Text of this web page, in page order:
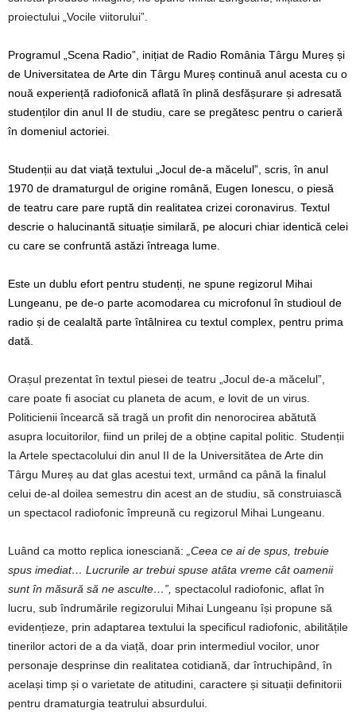
proiectului „Vocile viitorului”.
Programul „Scena Radio”, inițiat de Radio România Târgu Mureș și
de Universitatea de Arte din Târgu Mureș continuă anul acesta cu o
nouă experiență radiofonică aflată în plină desfășurare și adresată
studenților din anul II de studiu, care se pregătesc pentru o carieră
în domeniul actoriei.
Studenții au dat viață textului „Jocul de-a măcelul”, scris, în anul
1970 de dramaturgul de origine română, Eugen Ionescu, o piesă
de teatru care pare ruptă din realitatea crizei coronavirus. Textul
descrie o halucinantă situație similară, pe alocuri chiar identică celei
cu care se confruntă astăzi întreaga lume.
Este un dublu efort pentru studenți, ne spune regizorul Mihai
Lungeanu, pe de-o parte acomodarea cu microfonul în studioul de
radio și de cealaltă parte întâlnirea cu textul complex, pentru prima
dată.
Orașul prezentat în textul piesei de teatru „Jocul de-a măcelul”,
care poate fi asociat cu planeta de acum, e lovit de un virus.
Politicienii încearcă să tragă un profit din nenorocirea abătută
asupra locuitorilor, fiind un prilej de a obține capital politic. Studenții
la Artele spectacolului din anul II de la Universitătea de Arte din
Târgu Mureș au dat glas acestui text, urmând ca până la finalul
celui de-al doilea semestru din acest an de studiu, să construiască
un spectacol radiofonic împreună cu regizorul Mihai Lungeanu.
Luând ca motto replica ionesciană: „Ceea ce ai de spus, trebuie
spus imediat… Lucrurile ar trebui spuse atâta vreme cât oamenii
sunt în măsură să ne asculte…”, spectacolul radiofonic, aflat în
lucru, sub îndrumările regizorului Mihai Lungeanu își propune să
evidențieze, prin adaptarea textului la specificul radiofonic, abilitățile
tinerilor actori de a da viață, doar prin intermediul vocilor, unor
personaje desprinse din realitatea cotidiană, dar întruchipând, în
același timp și o varietate de atitudini, caractere și situații definitorii
pentru dramaturgia teatrului absurdului.